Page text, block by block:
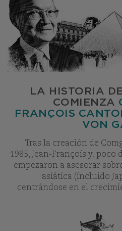
LA HISTORIA
COMIENZA
FRANÇOIS
VON
Tras la creación de
1985, Jean-François y, poco
empezaron a asesorar
asiática (incluido
centrándose en el